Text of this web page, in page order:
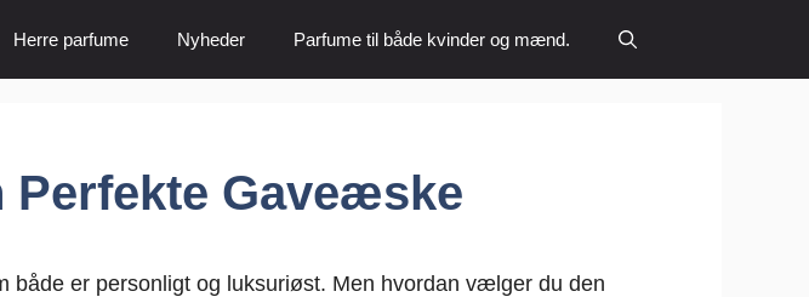
Herre parfume Nyheder Parfume til både kvinder og mænd.
Perfekte Gaveæske
er personligt og luksuriøst. Men hvordan vælger du den